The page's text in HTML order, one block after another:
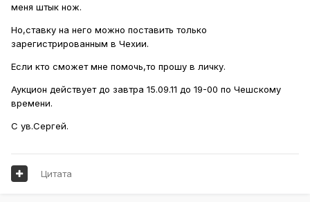
меня штык нож.
Но,ставку на него можно поставить только
зарегистрированным в Чехии.
Если кто сможет мне помочь,то прошу в личку.
Аукцион действует до завтра 15.09.11 до 19-00 по Чешскому
времени.
С ув.Сергей.
Цитата